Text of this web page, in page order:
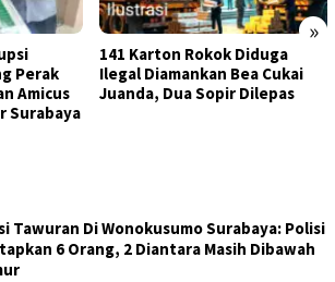
»
Perak
Amicus
Surabaya
141 Karton Rokok Diduga
Ilegal Diamankan Bea Cukai
Juanda, Dua Sopir Dilepas
Tawuran Di Wonokusumo Surabaya: Polisi
6 Orang, 2 Diantara Masih Dibawah